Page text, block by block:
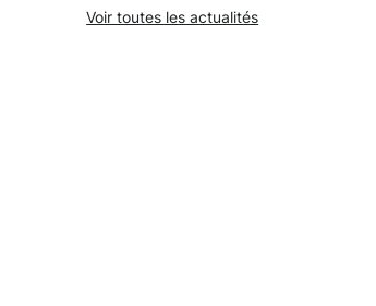
Voir toutes les actualités